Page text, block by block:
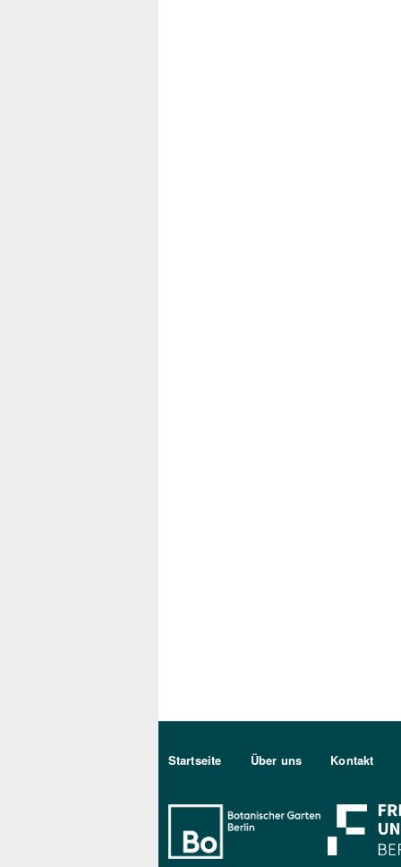
Sekundärmenu DE
Startseite Über uns Kontakt
Bo Berlin